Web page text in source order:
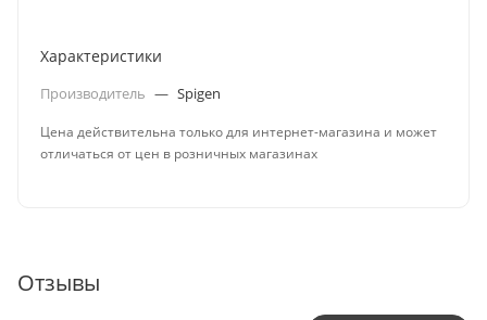
Характеристики
Производитель — Spigen
Цена действительна только для интернет-магазина и может
отличаться от цен в розничных магазинах
Отзывы